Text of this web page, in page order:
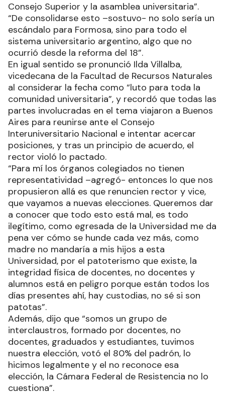
Consejo Superior y la asamblea universitaria”.
“De consolidarse esto –sostuvo- no solo sería un
escándalo para Formosa, sino para todo el
sistema universitario argentino, algo que no
ocurrió desde la reforma del 18”.
En igual sentido se pronunció Ilda Villalba,
vicedecana de la Facultad de Recursos Naturales
al considerar la fecha como “luto para toda la
comunidad universitaria”, y recordó que todas las
partes involucradas en el tema viajaron a Buenos
Aires para reunirse ante el Consejo
Interuniversitario Nacional e intentar acercar
posiciones, y tras un principio de acuerdo, el
rector violó lo pactado.
“Para mí los órganos colegiados no tienen
representatividad –agregó- entonces lo que nos
propusieron allá es que renuncien rector y vice,
que vayamos a nuevas elecciones. Queremos dar
a conocer que todo esto está mal, es todo
ilegítimo, como egresada de la Universidad me da
pena ver cómo se hunde cada vez más, como
madre no mandaría a mis hijos a esta
Universidad, por el patoterismo que existe, la
integridad física de docentes, no docentes y
alumnos está en peligro porque están todos los
días presentes ahí, hay custodias, no sé si son
patotas”.
Además, dijo que “somos un grupo de
interclaustros, formado por docentes, no
docentes, graduados y estudiantes, tuvimos
nuestra elección, votó el 80% del padrón, lo
hicimos legalmente y el no reconoce esa
elección, la Cámara Federal de Resistencia no lo
cuestiona”.